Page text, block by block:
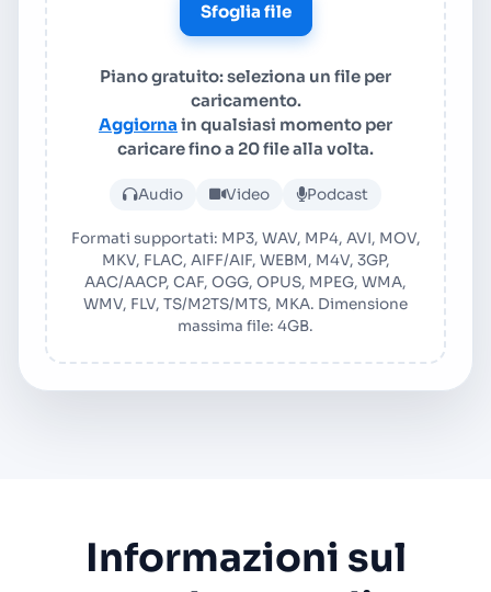
Sfoglia file
Piano gratuito: seleziona un file per
caricamento.
Aggiorna in qualsiasi momento per
caricare fino a 20 file alla volta.
Carica file audio o video
Audio Video Podcast
Formati supportati: MP3, WAV, MP4, AVI, MOV,
MKV, FLAC, AIFF/AIF, WEBM, M4V, 3GP,
AAC/AACP, CAF, OGG, OPUS, MPEG, WMA,
WMV, FLV, TS/M2TS/MTS, MKA. Dimensione
massima file: 4GB.
Informazioni sul